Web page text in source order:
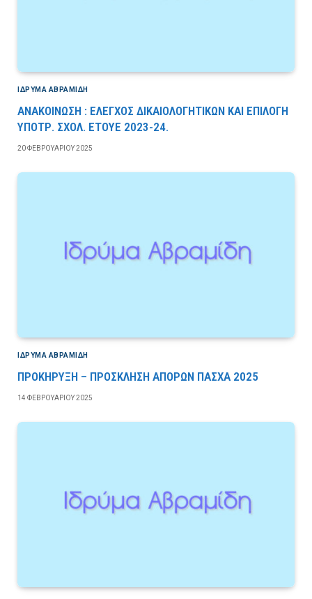
ΙΔΡΎΜΑ ΑΒΡΑΜΊΔΗ
ΑΝΑΚΟΙΝΩΣΗ : ΕΛΕΓΧΟΣ ΔΙΚΑΙΟΛΟΓΗΤΙΚΩΝ ΚΑΙ ΕΠΙΛΟΓΗ
ΥΠΟΤΡ. ΣΧΟΛ. ΕΤΟΥΕ 2023-24.
20 ΦΕΒΡΟΥΑΡΊΟΥ 2025
ΙΔΡΎΜΑ ΑΒΡΑΜΊΔΗ
ΠΡΟΚΗΡΥΞΗ – ΠΡΟΣΚΛΗΣΗ ΑΠΟΡΩΝ ΠΑΣΧΑ 2025
14 ΦΕΒΡΟΥΑΡΊΟΥ 2025